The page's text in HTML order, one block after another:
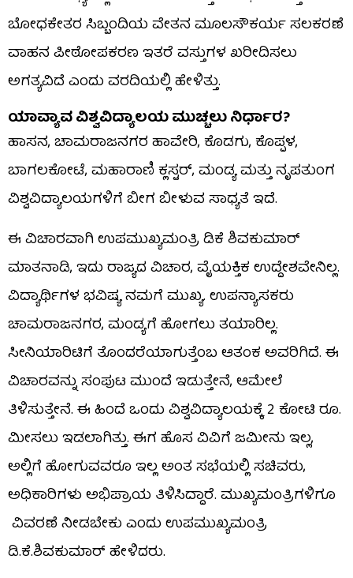
ಬೋಧಕೇತರ ಸಿಬ್ಬಂದಿಯ ವೇತನ ಮೂಲಸೌಕರ್ಯ ಸಲಕರಣೆ
ವಾಹನ ಪೀಠೋಪಕರಣ ಇತರೆ ವಸ್ತುಗಳ ಖರೀದಿಸಲು
ಅಗತ್ಯವಿದೆ ಎಂದು ವರದಿಯಲ್ಲಿ ಹೇಳಿತ್ತು.
ಯಾವ್ಯಾವ ವಿಶ್ವವಿದ್ಯಾಲಯ ಮುಚ್ಚಲು ನಿರ್ಧಾರ?
ಹಾಸನ, ಚಾಮರಾಜನಗರ ಹಾವೇರಿ, ಕೊಡಗು, ಕೊಪ್ಪಳ,
ಬಾಗಲಕೋಟೆ, ಮಹಾರಾಣಿ ಕ್ಲಸ್ಟರ್, ಮಂಡ್ಯ ಮತ್ತು ನೃಪತುಂಗ
ವಿಶ್ವವಿದ್ಯಾಲಯಗಳಿಗೆ ಬೀಗ ಬೀಳುವ ಸಾಧ್ಯತೆ ಇದೆ.
ಈ ವಿಚಾರವಾಗಿ ಉಪಮುಖ್ಯಮಂತ್ರಿ ಡಿಕೆ ಶಿವಕುಮಾರ್
ಮಾತನಾಡಿ, ಇದು ರಾಜ್ಯದ ವಿಚಾರ, ವೈಯಕ್ತಿಕ ಉದ್ದೇಶವೇನಿಲ್ಲ.
ವಿದ್ಯಾರ್ಥಿಗಳ ಭವಿಷ್ಯ ನಮಗೆ ಮುಖ್ಯ. ಉಪನ್ಯಾಸಕರು
ಚಾಮರಾಜನಗರ, ಮಂಡ್ಯಗೆ ಹೋಗಲು ತಯಾರಿಲ್ಲ.
ಸೀನಿಯಾರಿಟಿಗೆ ತೊಂದರೆಯಾಗುತ್ತೆಂಬ ಆತಂಕ ಅವರಿಗಿದೆ. ಈ
ವಿಚಾರವನ್ನು ಸಂಪುಟ ಮುಂದೆ ಇಡುತ್ತೇನೆ, ಆಮೇಲೆ
ತಿಳಿಸುತ್ತೇನೆ. ಈ ಹಿಂದೆ ಒಂದು ವಿಶ್ವವಿದ್ಯಾಲಯಕ್ಕೆ 2 ಕೋಟಿ ರೂ.
ಮೀಸಲು ಇಡಲಾಗಿತ್ತು. ಈಗ ಹೊಸ ವಿವಿಗೆ ಜಮೀನು ಇಲ್ಲ,
ಅಲ್ಲಿಗೆ ಹೋಗುವವರೂ ಇಲ್ಲ ಅಂತ ಸಭೆಯಲ್ಲಿ ಸಚಿವರು,
ಅಧಿಕಾರಿಗಳು ಅಭಿಪ್ರಾಯ ತಿಳಿಸಿದ್ದಾರೆ. ಮುಖ್ಯಮಂತ್ರಿಗಳಿಗೂ
ವಿವರಣೆ ನೀಡಬೇಕು ಎಂದು ಉಪಮುಖ್ಯಮಂತ್ರಿ
ಡಿ.ಕೆ.ಶಿವಕುಮಾರ್ ಹೇಳಿದರು.